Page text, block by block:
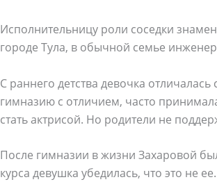
Исполнительницу роли соседки
городе Тула, в обычной семье
С раннего детства девочка
гимназию с отличием, часто
стать актрисой. Но родители не
После гимназии в жизни Захаровой
курса девушка убедилась, что это не